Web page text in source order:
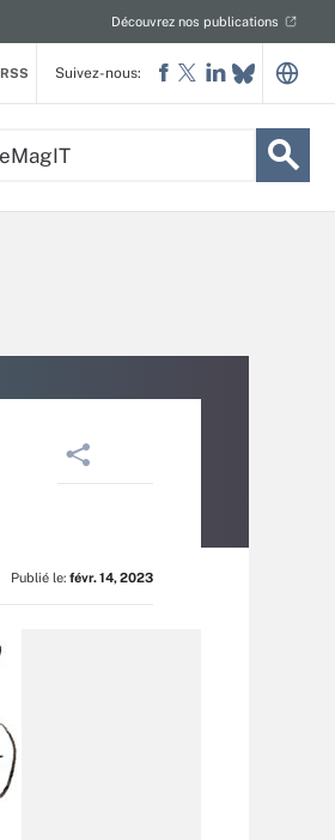
Découvrez nos publications
RSS Suivez-nous:
Publié le: févr. 14, 2023